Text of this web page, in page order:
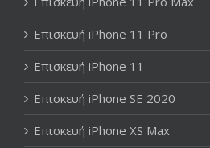
Επισκευή iPhone 11 Pro
Επισκευή iPhone 11
Επισκευή iPhone SE 2020
Επισκευή iPhone XS Max